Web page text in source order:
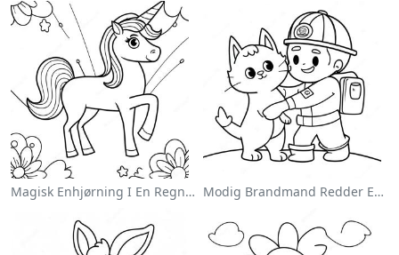
Magisk Enhjørning I En Regnbue Farvelægningsside Modig Brandmand Redder En Kat Farvelægningsside